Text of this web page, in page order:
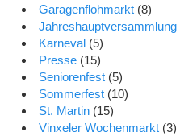
Garagenflohmarkt (8)
Jahreshauptversammlung
Karneval (5)
Presse (15)
Seniorenfest (5)
Sommerfest (10)
St. Martin (15)
Vinxeler Wochenmarkt (3)